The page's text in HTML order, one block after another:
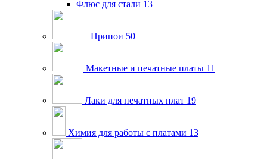
Флюс для стали 13
Припои 50
Макетные и печатные платы 11
Лаки для печатных плат 19
Химия для работы с платами 13